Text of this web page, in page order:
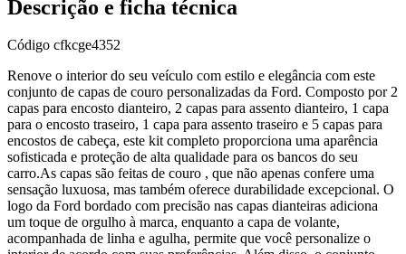
Descrição e ficha técnica
Código cfkcge4352
Renove o interior do seu veículo com estilo e elegância com este
conjunto de capas de couro personalizadas da Ford. Composto por 2
capas para encosto dianteiro, 2 capas para assento dianteiro, 1 capa
para o encosto traseiro, 1 capa para assento traseiro e 5 capas para
encostos de cabeça, este kit completo proporciona uma aparência
sofisticada e proteção de alta qualidade para os bancos do seu
carro.As capas são feitas de couro , que não apenas confere uma
sensação luxuosa, mas também oferece durabilidade excepcional. O
logo da Ford bordado com precisão nas capas dianteiras adiciona
um toque de orgulho à marca, enquanto a capa de volante,
acompanhada de linha e agulha, permite que você personalize o